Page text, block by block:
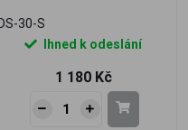
30-S
Ihned k odeslání
1 180 Kč